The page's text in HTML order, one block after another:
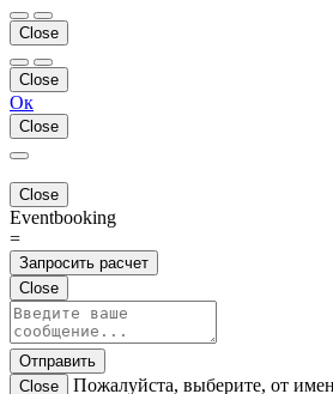
Close
Close
Ок
Close
Close
Eventbooking
=
Запросить расчет
Close
Отправить
Close
Пожалуйста, выберите, от